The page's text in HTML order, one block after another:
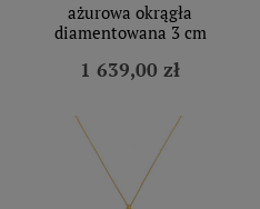
ażurowa okrągła
diamentowana 3 cm
1 639,00 zł